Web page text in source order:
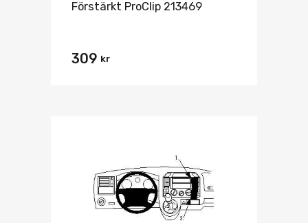
Förstärkt ProClip 213469
309 kr